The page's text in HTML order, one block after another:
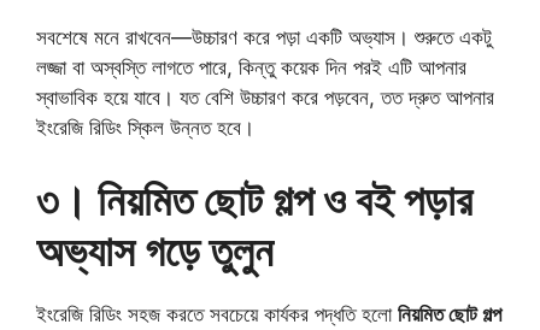
সবশেষে মনে রাখবেন—উচ্চারণ করে পড়া একটি অভ্যাস। শুরুতে একটু
লজ্জা বা অস্বস্তি লাগতে পারে, কিন্তু কয়েক দিন পরই এটি আপনার
স্বাভাবিক হয়ে যাবে। যত বেশি উচ্চারণ করে পড়বেন, তত দ্রুত আপনার
ইংরেজি রিডিং স্কিল উন্নত হবে।
৩। নিয়মিত ছোট গল্প ও বই পড়ার
অভ্যাস গড়ে তুলুন
ইংরেজি রিডিং সহজ করতে সবচেয়ে কার্যকর পদ্ধতি হলো নিয়মিত ছোট গল্প